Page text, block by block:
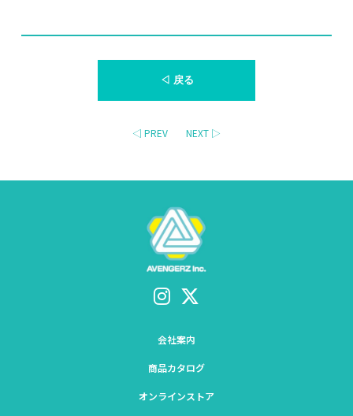
◁ 戻る
◁ PREV NEXT ▷
会社案内
商品カタログ
オンラインストア